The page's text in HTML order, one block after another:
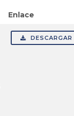
Enlace
DESCARGAR